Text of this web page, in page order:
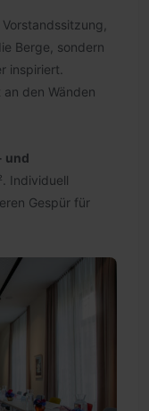
Berge, sondern
inspiriert.
den Wänden
und
Individuell
Gespür für